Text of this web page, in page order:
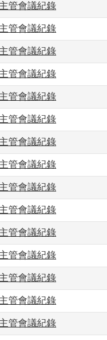
管會議紀錄
管會議紀錄
管會議紀錄
管會議紀錄
管會議紀錄
管會議紀錄
管會議紀錄
管會議紀錄
管會議紀錄
管會議紀錄
管會議紀錄
管會議紀錄
管會議紀錄
管會議紀錄
管會議紀錄